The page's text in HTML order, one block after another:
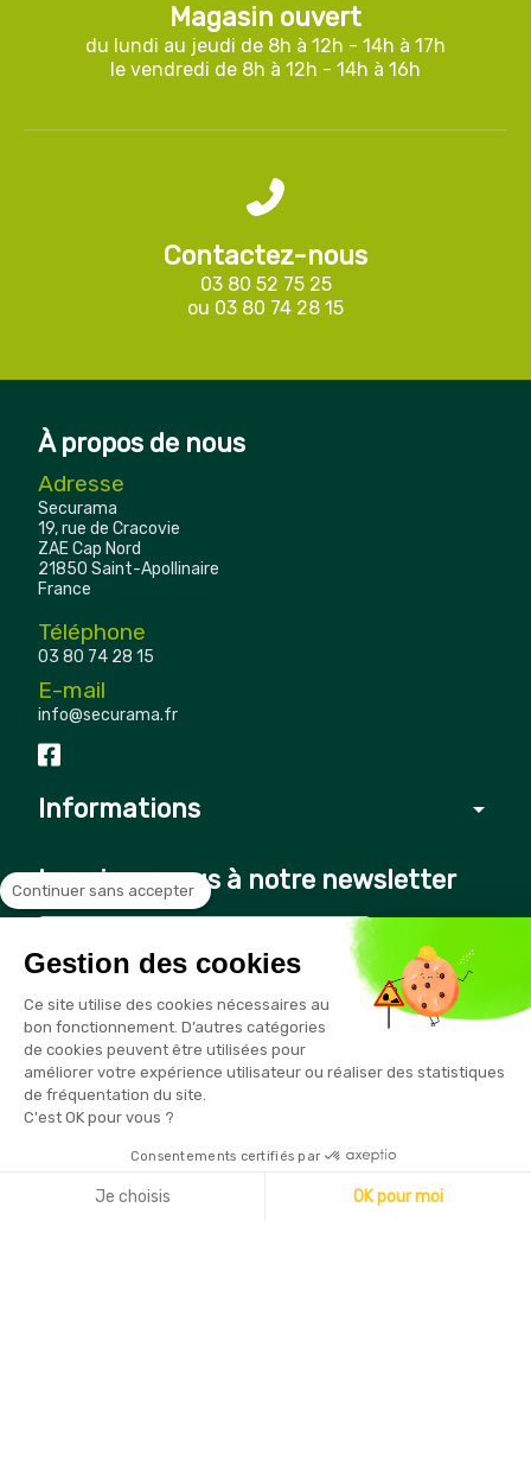
Magasin ouvert
du lundi au jeudi de 8h à 12h - 14h à 17h
le vendredi de 8h à 12h - 14h à 16h
Contactez-nous
03 80 52 75 25
ou 03 80 74 28 15
À propos de nous
Adresse
Securama
19, rue de Cracovie
ZAE Cap Nord
21850 Saint-Apollinaire
France
Téléphone
03 80 74 28 15
E-mail
info@securama.fr
Informations arrow_drop_down
Inscrivez-vous à notre newsletter
Vous pouvez vous désinscrire à tout moment en cliquant sur le
lien présent dans nos emails
Copyright © 2026 - Sécurama
Continuer sans accepter
Gestion des cookies
Ce site utilise des cookies nécessaires au
bon fonctionnement. D’autres catégories
de cookies peuvent être utilisées pour
améliorer votre expérience utilisateur ou réaliser des statistiques
de fréquentation du site.
C'est OK pour vous ?
Consentements certifiés par
Je choisis OK pour moi